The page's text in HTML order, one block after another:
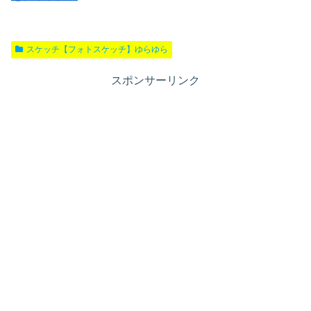
スケッチ【フォトスケッチ】ゆらゆら
スポンサーリンク